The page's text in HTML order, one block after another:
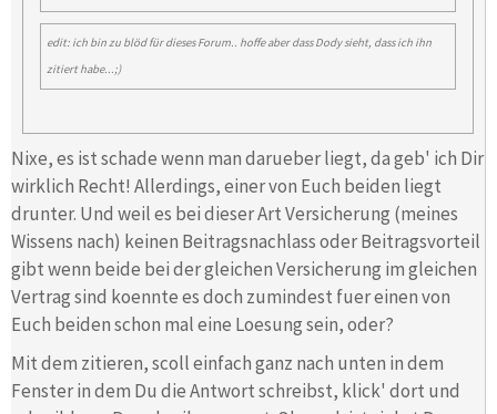
edit: ich bin zu blöd für dieses Forum.. hoffe aber dass Dody sieht, dass ich ihn
zitiert habe...;)
Nixe, es ist schade wenn man darueber liegt, da geb' ich Dir
wirklich Recht! Allerdings, einer von Euch beiden liegt
drunter. Und weil es bei dieser Art Versicherung (meines
Wissens nach) keinen Beitragsnachlass oder Beitragsvorteil
gibt wenn beide bei der gleichen Versicherung im gleichen
Vertrag sind koennte es doch zumindest fuer einen von
Euch beiden schon mal eine Loesung sein, oder?
Mit dem zitieren, scoll einfach ganz nach unten in dem
Fenster in dem Du die Antwort schreibst, klick' dort und